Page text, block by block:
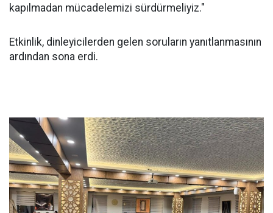
kapılmadan mücadelemizi sürdürmeliyiz."
Etkinlik, dinleyicilerden gelen soruların yanıtlanmasının
ardından sona erdi.